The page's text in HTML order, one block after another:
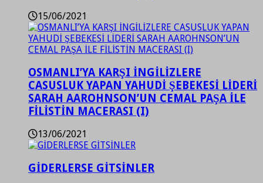
15/06/2021
OSMANLI’YA KARŞI İNGİLİZLERE
CASUSLUK YAPAN YAHUDİ ŞEBEKESİ LİDERİ
SARAH AAROHNSON’UN CEMAL PAŞA İLE
FİLİSTİN MACERASI (I)
13/06/2021
GİDERLERSE GİTSİNLER